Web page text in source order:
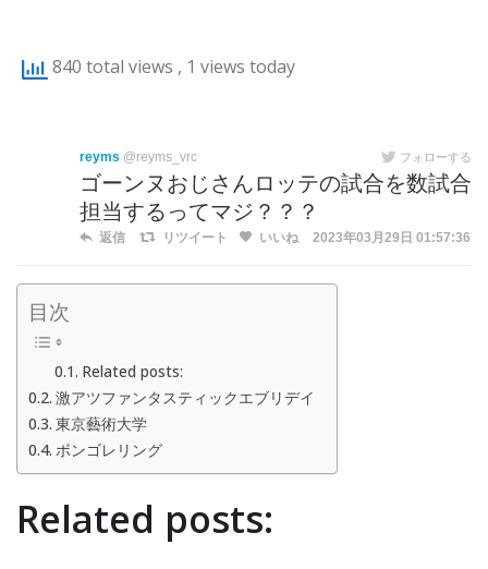
840 total views , 1 views today
reyms @reyms_vrc フォローする
ゴーンヌおじさんロッテの試合を数試合
担当するってマジ？？？
返信 リツイート いいね 2023年03月29日 01:57:36
目次
Related posts:
激アツファンタスティックエブリデイ
東京藝術大学
ボンゴレリング
Related posts: